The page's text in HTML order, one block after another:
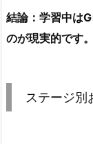
め
2.
す
結論：学習中は
のが現実的です。
ステージ別